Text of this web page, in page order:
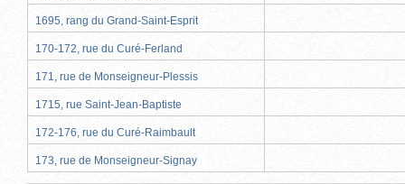
1695, rang du Grand-Saint-Esprit
170-172, rue du Curé-Ferland
171, rue de Monseigneur-Plessis
1715, rue Saint-Jean-Baptiste
172-176, rue du Curé-Raimbault
173, rue de Monseigneur-Signay